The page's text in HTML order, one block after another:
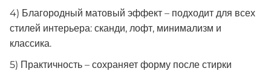
4) Благородный матовый эффект – подходит для всех
стилей интерьера: сканди, лофт, минимализм и
классика.
5) Практичность – сохраняет форму после стирки